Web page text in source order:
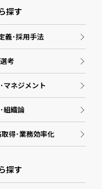
探す
義･採用手法
考
マネジメント
組織論
得･業務効率化
探す